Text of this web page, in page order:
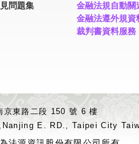
問題集
金融法規自動關
金融法遵外規資
裁判書資料服務
京東路二段 150 號 6 樓
E. RD., Taipei City